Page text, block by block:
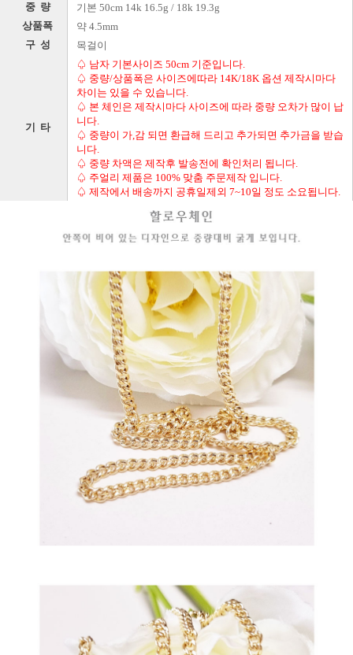
중 량 기본 50cm 14k 16.5g / 18k 19.3g
상품폭 약 4.5mm
구 성 목걸이
기 타
♤ 남자 기본사이즈 50cm 기준입니다.
♤ 중량/상품폭은 사이즈에따라 14K/18K 옵션 제작시마다
차이는 있을 수 있습니다.
♤ 본 체인은 제작시마다 사이즈에 따라 중량 오차가 많이 납
니다.
♤ 중량이 가,감 되면 환급해 드리고 추가되면 추가금을 받습
니다.
♤ 중량 차액은 제작후 발송전에 확인처리 됩니다.
♤ 주얼리 제품은 100% 맞춤 주문제작 입니다.
♤ 제작에서 배송까지 공휴일제외 7~10일 정도 소요됩니다.